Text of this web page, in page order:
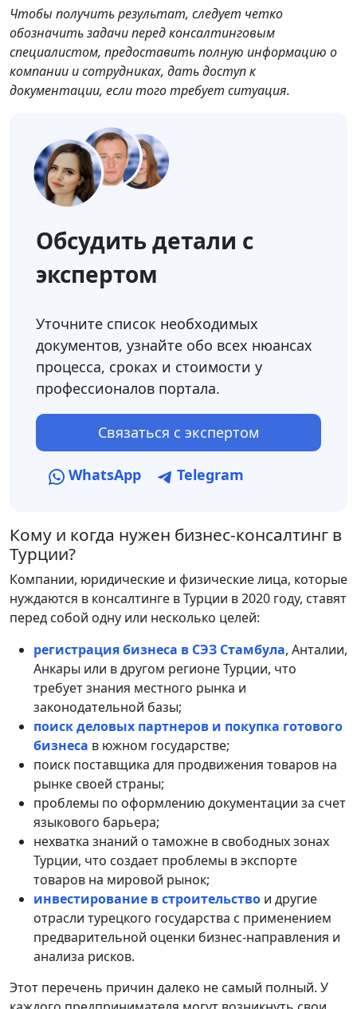
Чтобы получить результат, следует четко
обозначить задачи перед консалтинговым
специалистом, предоставить полную информацию о
компании и сотрудниках, дать доступ к
документации, если того требует ситуация.
Обсудить детали с
экспертом
Уточните список необходимых
документов, узнайте обо всех нюансах
процесса, сроках и стоимости у
профессионалов портала.
Связаться с экспертом
WhatsApp Telegram
Кому и когда нужен бизнес-консалтинг в
Турции?
Компании, юридические и физические лица, которые
нуждаются в консалтинге в Турции в 2020 году, ставят
перед собой одну или несколько целей:
регистрация бизнеса в СЭЗ Стамбула, Анталии,
Анкары или в другом регионе Турции, что
требует знания местного рынка и
законодательной базы;
поиск деловых партнеров и покупка готового
бизнеса в южном государстве;
поиск поставщика для продвижения товаров на
рынке своей страны;
проблемы по оформлению документации за счет
языкового барьера;
нехватка знаний о таможне в свободных зонах
Турции, что создает проблемы в экспорте
товаров на мировой рынок;
инвестирование в строительство и другие
отрасли турецкого государства с применением
предварительной оценки бизнес-направления и
анализа рисков.
Этот перечень причин далеко не самый полный. У